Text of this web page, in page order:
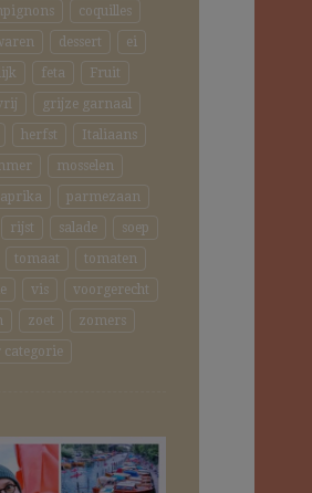
coquilles
dessert
ei
feta
Fruit
grijze garnaal
herfst
Italiaans
mosselen
parmezaan
rijst salade
soep
tomaat
tomaten
vis
voorgerecht
zoet
zomers
categorie